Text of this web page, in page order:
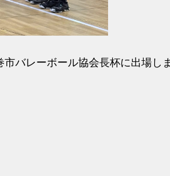
バレーボール協会長杯に出場し